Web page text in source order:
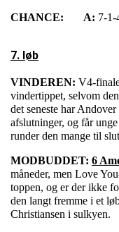
CHANCE: A: 7-1-
7. løb
VINDEREN: V4-
vindertippet, selvom
det seneste har
afslutninger, og får
runder den mange til
MODBUDDET: 6
måneder, men Love
toppen, og er der ikke
den langt fremme i et
Christiansen i sulkyen.